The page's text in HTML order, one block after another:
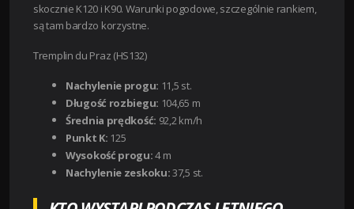
skocznie K120 i K90. Warunki pogodowe, szczególnie rankiem,
są tam bardzo korzystne.
Tremplin du Praz (HS132)
Nachylenie progu: 11,5 st.
Długość rozbiegu: 104,65 m
Średnia prędkość: 92,2 km/h
Punkt K: 125
Wysokość progu:4 m
Nachylenie zeskoku:37,5 st.